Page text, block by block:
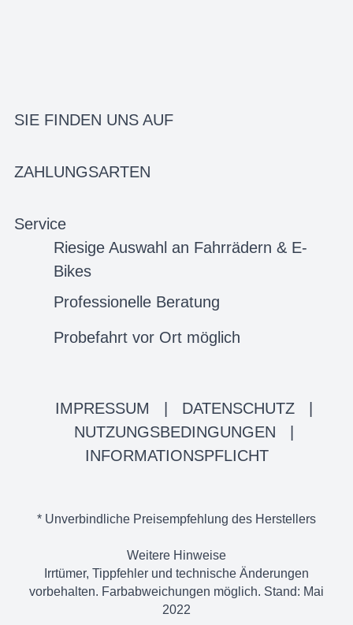
SIE FINDEN UNS AUF
ZAHLUNGSARTEN
Service
Riesige Auswahl an Fahrrädern & E-
Bikes
Professionelle Beratung
Probefahrt vor Ort möglich
IMPRESSUM DATENSCHUTZ
NUTZUNGSBEDINGUNGEN
INFORMATIONSPFLICHT
* Unverbindliche Preisempfehlung des Herstellers
Weitere Hinweise
Irrtümer, Tippfehler und technische Änderungen
vorbehalten. Farbabweichungen möglich. Stand: Mai
2022